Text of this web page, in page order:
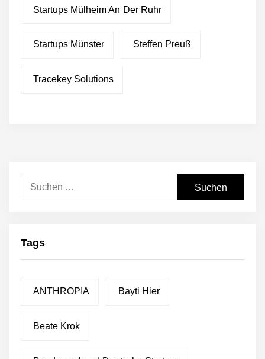
Startups Mülheim An Der Ruhr
Startups Münster Steffen Preuß
Tracekey Solutions
Tags
ANTHROPIA Bayti Hier
Beate Krok